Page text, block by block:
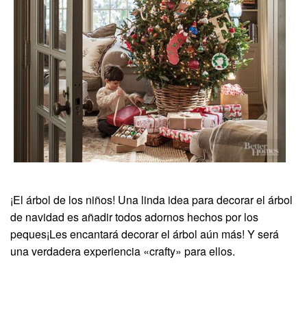
¡El árbol de los niños! Una linda idea para decorar el árbol
de navidad es añadir todos adornos hechos por los
peques¡Les encantará decorar el árbol aún más! Y será
una verdadera experiencia «crafty» para ellos.